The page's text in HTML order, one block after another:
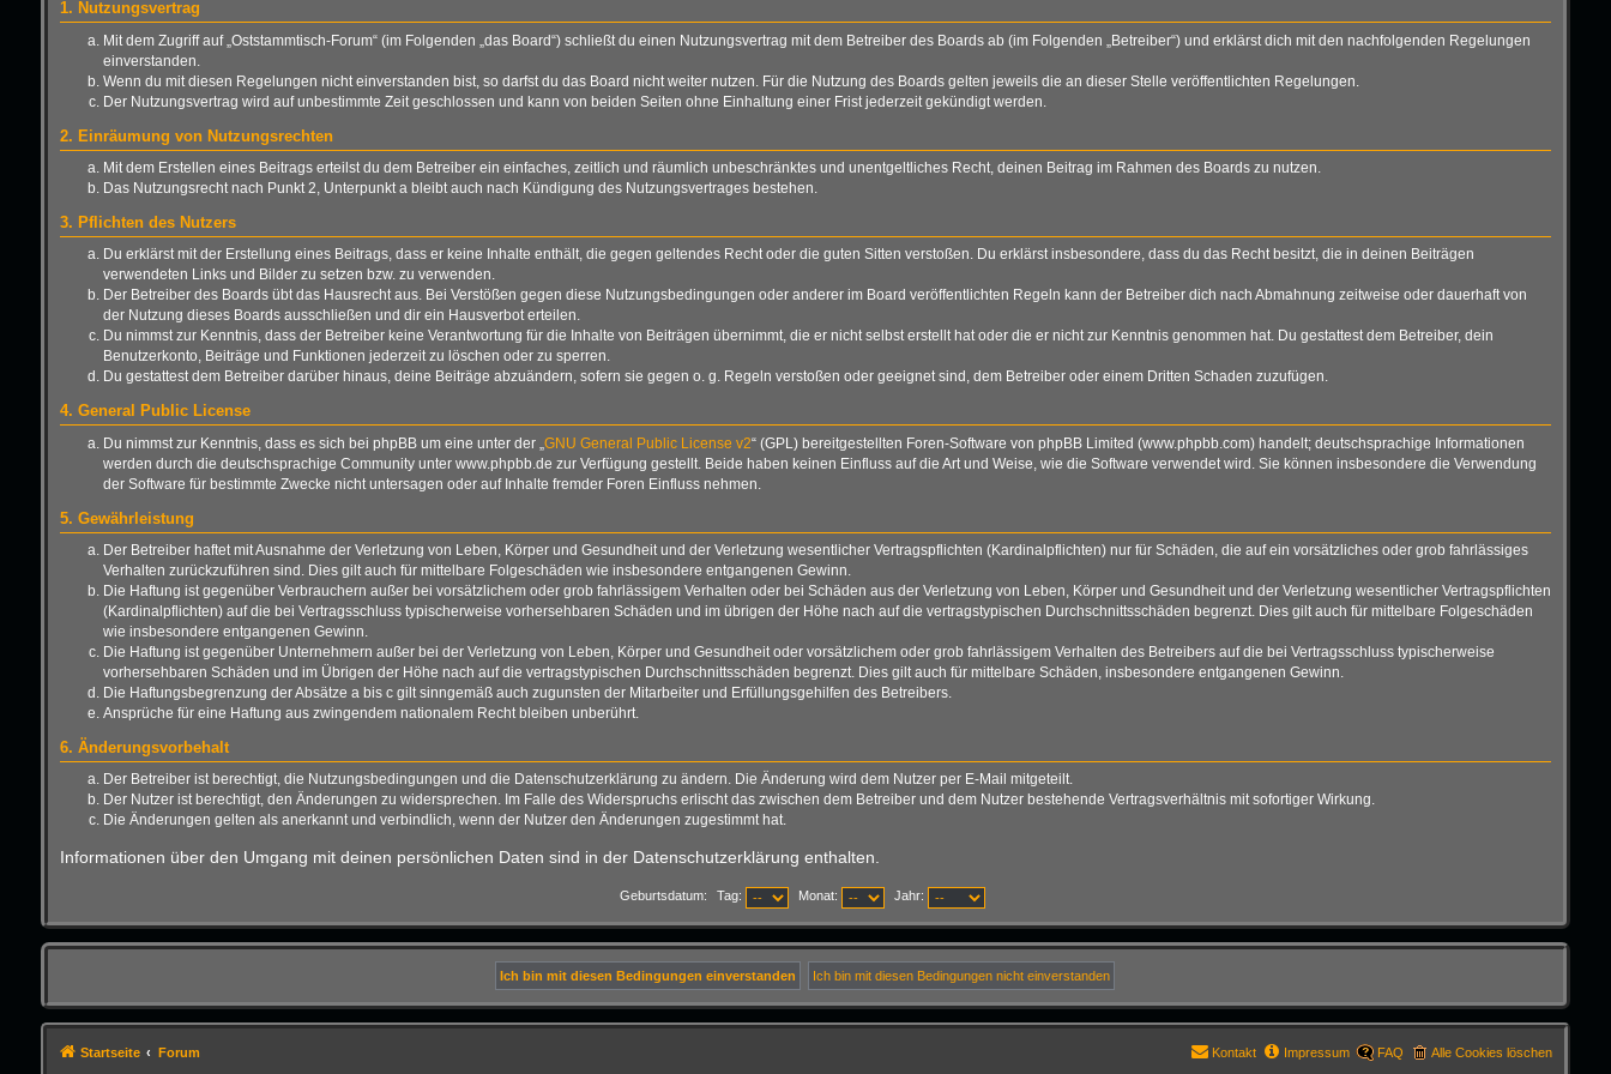
1. Nutzungsvertrag
Mit dem Zugriff auf „Oststammtisch-Forum“ (im Folgenden „das Board“) schließt du einen Nutzungsvertrag mit dem Betreiber des Boards ab (im Folgenden „Betreiber“) und erklärst dich mit den nachfolgenden Regelungen
einverstanden.
Wenn du mit diesen Regelungen nicht einverstanden bist, so darfst du das Board nicht weiter nutzen. Für die Nutzung des Boards gelten jeweils die an dieser Stelle veröffentlichten Regelungen.
Der Nutzungsvertrag wird auf unbestimmte Zeit geschlossen und kann von beiden Seiten ohne Einhaltung einer Frist jederzeit gekündigt werden.
2. Einräumung von Nutzungsrechten
Mit dem Erstellen eines Beitrags erteilst du dem Betreiber ein einfaches, zeitlich und räumlich unbeschränktes und unentgeltliches Recht, deinen Beitrag im Rahmen des Boards zu nutzen.
Das Nutzungsrecht nach Punkt 2, Unterpunkt a bleibt auch nach Kündigung des Nutzungsvertrages bestehen.
3. Pflichten des Nutzers
Du erklärst mit der Erstellung eines Beitrags, dass er keine Inhalte enthält, die gegen geltendes Recht oder die guten Sitten verstoßen. Du erklärst insbesondere, dass du das Recht besitzt, die in deinen Beiträgen
verwendeten Links und Bilder zu setzen bzw. zu verwenden.
Der Betreiber des Boards übt das Hausrecht aus. Bei Verstößen gegen diese Nutzungsbedingungen oder anderer im Board veröffentlichten Regeln kann der Betreiber dich nach Abmahnung zeitweise oder dauerhaft von
der Nutzung dieses Boards ausschließen und dir ein Hausverbot erteilen.
Du nimmst zur Kenntnis, dass der Betreiber keine Verantwortung für die Inhalte von Beiträgen übernimmt, die er nicht selbst erstellt hat oder die er nicht zur Kenntnis genommen hat. Du gestattest dem Betreiber, dein
Benutzerkonto, Beiträge und Funktionen jederzeit zu löschen oder zu sperren.
Du gestattest dem Betreiber darüber hinaus, deine Beiträge abzuändern, sofern sie gegen o. g. Regeln verstoßen oder geeignet sind, dem Betreiber oder einem Dritten Schaden zuzufügen.
4. General Public License
Du nimmst zur Kenntnis, dass es sich bei phpBB um eine unter der „ GNU General Public License v2“ (GPL) bereitgestellten Foren-Software von phpBB Limited (www.phpbb.com) handelt; deutschsprachige Informationen
werden durch die deutschsprachige Community unter www.phpbb.de zur Verfügung gestellt. Beide haben keinen Einfluss auf die Art und Weise, wie die Software verwendet wird. Sie können insbesondere die Verwendung
der Software für bestimmte Zwecke nicht untersagen oder auf Inhalte fremder Foren Einfluss nehmen.
5. Gewährleistung
Der Betreiber haftet mit Ausnahme der Verletzung von Leben, Körper und Gesundheit und der Verletzung wesentlicher Vertragspflichten (Kardinalpflichten) nur für Schäden, die auf ein vorsätzliches oder grob fahrlässiges
Verhalten zurückzuführen sind. Dies gilt auch für mittelbare Folgeschäden wie insbesondere entgangenen Gewinn.
Die Haftung ist gegenüber Verbrauchern außer bei vorsätzlichem oder grob fahrlässigem Verhalten oder bei Schäden aus der Verletzung von Leben, Körper und Gesundheit und der Verletzung wesentlicher Vertragspflichten
(Kardinalpflichten) auf die bei Vertragsschluss typischerweise vorhersehbaren Schäden und im übrigen der Höhe nach auf die vertragstypischen Durchschnittsschäden begrenzt. Dies gilt auch für mittelbare Folgeschäden
wie insbesondere entgangenen Gewinn.
Die Haftung ist gegenüber Unternehmern außer bei der Verletzung von Leben, Körper und Gesundheit oder vorsätzlichem oder grob fahrlässigem Verhalten des Betreibers auf die bei Vertragsschluss typischerweise
vorhersehbaren Schäden und im Übrigen der Höhe nach auf die vertragstypischen Durchschnittsschäden begrenzt. Dies gilt auch für mittelbare Schäden, insbesondere entgangenen Gewinn.
Die Haftungsbegrenzung der Absätze a bis c gilt sinngemäß auch zugunsten der Mitarbeiter und Erfüllungsgehilfen des Betreibers.
Ansprüche für eine Haftung aus zwingendem nationalem Recht bleiben unberührt.
6. Änderungsvorbehalt
Der Betreiber ist berechtigt, die Nutzungsbedingungen und die Datenschutzerklärung zu ändern. Die Änderung wird dem Nutzer per E-Mail mitgeteilt.
Der Nutzer ist berechtigt, den Änderungen zu widersprechen. Im Falle des Widerspruchs erlischt das zwischen dem Betreiber und dem Nutzer bestehende Vertragsverhältnis mit sofortiger Wirkung.
Die Änderungen gelten als anerkannt und verbindlich, wenn der Nutzer den Änderungen zugestimmt hat.
Informationen über den Umgang mit deinen persönlichen Daten sind in der Datenschutzerklärung enthalten.
Geburtsdatum: Tag: Monat: Jahr:
Startseite Forum Alle Cookies löschen
FAQ
Impressum
Kontakt